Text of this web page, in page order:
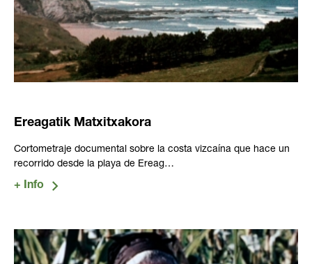
Ereagatik Matxitxakora
Cortometraje documental sobre la costa vizcaína que hace un
recorrido desde la playa de Ereag…